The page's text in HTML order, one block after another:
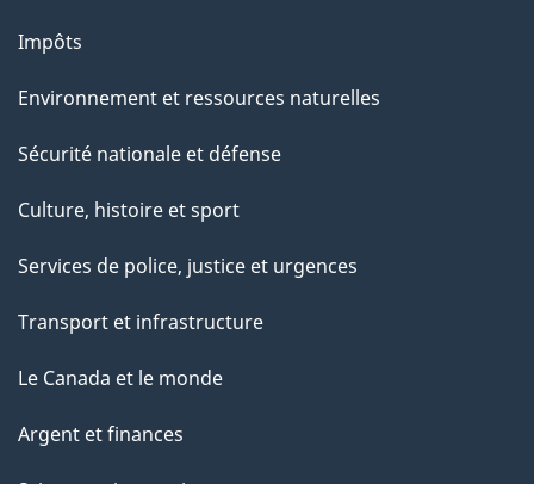
Impôts
Environnement et ressources naturelles
Sécurité nationale et défense
Culture, histoire et sport
Services de police, justice et urgences
Transport et infrastructure
Le Canada et le monde
Argent et finances